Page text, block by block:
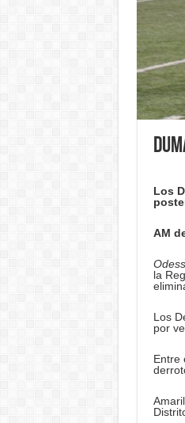
Los
AM
la
Los
por
Entre